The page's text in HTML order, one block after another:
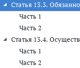
Статья 13.3.
Часть 1
Часть 2
Статья 13.4.
Часть 1
Часть 2